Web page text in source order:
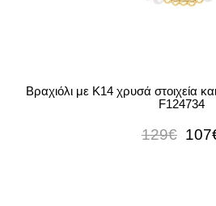
Βραχιόλι με Κ14 χρυσά στοιχεία
F124734
129€